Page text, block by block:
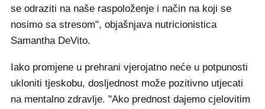
se odraziti na naše raspoloženje i način na koji se
nosimo sa stresom", objašnjava nutricionistica
Samantha DeVito.
Iako promjene u prehrani vjerojatno neće u potpunosti
ukloniti tjeskobu, dosljednost može pozitivno utjecati
na mentalno zdravlje. "Ako prednost dajemo cjelovitim